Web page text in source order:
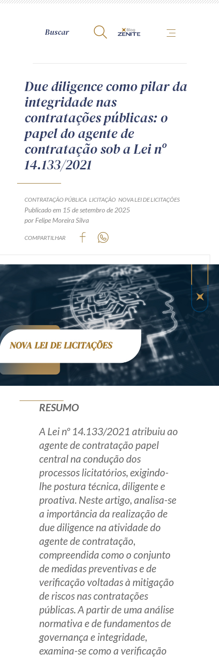
A Zênite
Como publicar conosco
Site da Zênite
Contato
Termos de uso
Política de Privacidade
Produtos e serviços
Zênite Fácil IA
Zênite Play
Orientação por Escrito
Mentoria Zênite
Capacitação
Zênite Online
Eventos presenciais
Receba por RSS
Av. Sete de Setembro, 4698
Batel Curitiba/PR CEP80240-000
Telefone (41) 2109-8666
Whatsapp (41) 98881-6616
Due diligence como pilar da
integridade nas
contratações públicas: o
papel do agente de
contratação sob a Lei nº
14.133/2021
CONTRATAÇÃO PÚBLICA LICITAÇÃO NOVA LEI DE LICITAÇÕES
Publicado em 15 de setembro de 2025
por Felipe Moreira Silva
COMPARTILHAR
RESUMO
A Lei nº 14.133/2021 atribuiu ao
agente de contratação papel
central na condução dos
processos licitatórios, exigindo-
lhe postura técnica, diligente e
proativa. Neste artigo, analisa-se
a importância da realização de
due diligence na atividade do
agente de contratação,
compreendida como o conjunto
de medidas preventivas e de
verificação voltadas à mitigação
de riscos nas contratações
públicas. A partir de uma análise
normativa e de fundamentos de
governança e integridade,
examina-se como a verificação